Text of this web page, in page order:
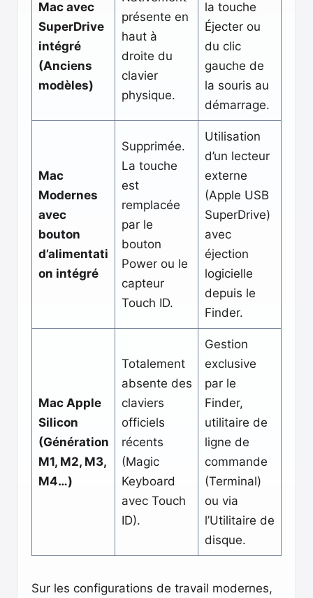
Mac avec
SuperDrive
intégré
(Anciens
modèles)
présente en
haut à
droite du
clavier
physique.
la touche
Éjecter ou
du clic
gauche de
la souris au
démarrage.
Mac
Modernes
avec
bouton
d’alimentati
on intégré
Supprimée.
La touche
est
remplacée
par le
bouton
Power ou le
capteur
Touch ID.
Utilisation
d’un lecteur
externe
(Apple USB
SuperDrive)
avec
éjection
logicielle
depuis le
Finder.
Mac Apple
Silicon
(Génération
M1, M2, M3,
M4…)
Totalement
absente des
claviers
officiels
récents
(Magic
Keyboard
avec Touch
ID).
Gestion
exclusive
par le
Finder,
utilitaire de
ligne de
commande
(Terminal)
ou via
l’Utilitaire de
disque.
Sur les configurations de travail modernes,